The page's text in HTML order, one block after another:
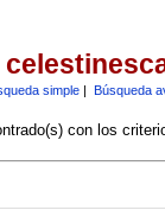
simple| Búsqueda
con los